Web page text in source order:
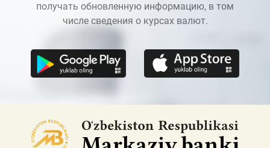
получать обновленную информацию, в том
числе сведения о курсах валют.